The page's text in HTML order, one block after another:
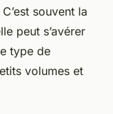
souvent la
peut s’avérer
type de
volumes et